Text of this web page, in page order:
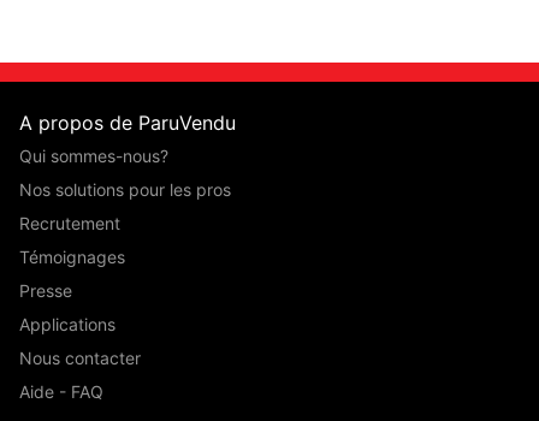
A propos de ParuVendu
Qui sommes-nous?
Nos solutions pour les pros
Recrutement
Témoignages
Presse
Applications
Nous contacter
Aide - FAQ